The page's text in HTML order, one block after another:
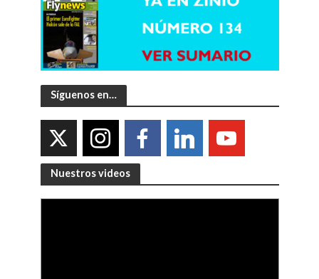
Síguenos en…
Nuestros videos